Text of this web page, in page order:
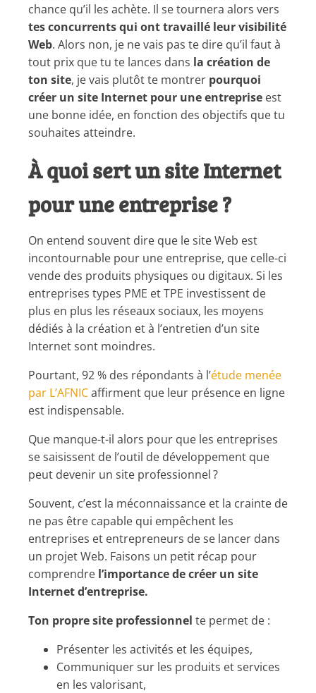
chance qu’il les achète. Il se tournera alors vers
tes concurrents qui ont travaillé leur visibilité
Web. Alors non, je ne vais pas te dire qu’il faut à
tout prix que tu te lances dans la création de
ton site, je vais plutôt te montrer pourquoi
créer un site Internet pour une entreprise est
une bonne idée, en fonction des objectifs que tu
souhaites atteindre.
À quoi sert un site Internet
pour une entreprise ?
On entend souvent dire que le site Web est
incontournable pour une entreprise, que celle-ci
vende des produits physiques ou digitaux. Si les
entreprises types PME et TPE investissent de
plus en plus les réseaux sociaux, les moyens
dédiés à la création et à l’entretien d’un site
Internet sont moindres.
Pourtant, 92 % des répondants à l’étude menée
par L’AFNICaffirment que leur présence en ligne
est indispensable.
Que manque-t-il alors pour que les entreprises
se saisissent de l’outil de développement que
peut devenir un site professionnel ?
Souvent, c’est la méconnaissance et la crainte de
ne pas être capable qui empêchent les
entreprises et entrepreneurs de se lancer dans
un projet Web. Faisons un petit récap pour
comprendre l’importance de créer un site
Internet d’entreprise.
Ton propre site professionnel te permet de :
Présenter les activités et les équipes,
Communiquer sur les produits et services
en les valorisant,